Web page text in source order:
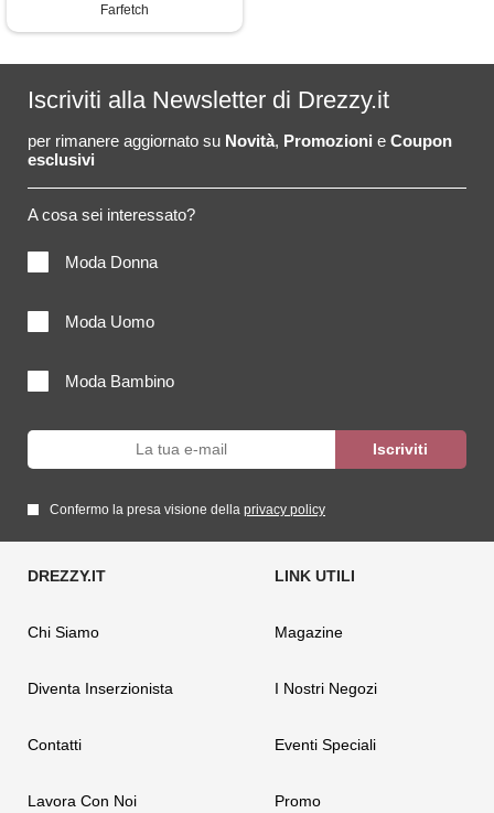
Farfetch
Iscriviti alla Newsletter di Drezzy.it
per rimanere aggiornato su Novità, Promozioni e Coupon
esclusivi
A cosa sei interessato?
Moda Donna
Moda Uomo
Moda Bambino
Confermo la presa visione della privacy policy
Chi Siamo
Diventa Inserzionista
Contatti
Lavora Con Noi
Magazine
I Nostri Negozi
Eventi Speciali
Promo